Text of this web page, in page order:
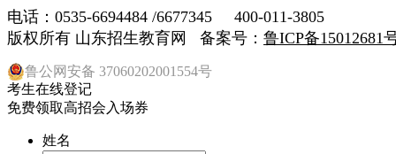
电话：0535-6694484 /6677345 400-011-3805
版权所有 山东招生教育网 备案号： 鲁ICP备15012681
鲁公网安备 37060202001554号
考生在线登记
免费领取高招会入场券
姓名